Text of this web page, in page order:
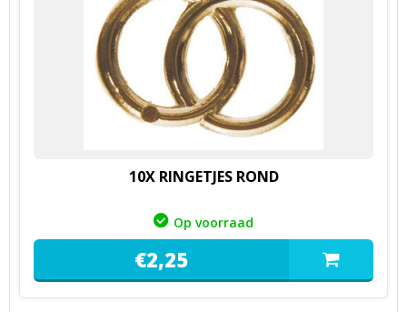
10X RINGETJES ROND
Op voorraad
€2,25